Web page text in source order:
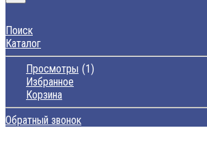
Поиск
Каталог
Просмотры
1
Избранное
Корзина
Обратный звонок